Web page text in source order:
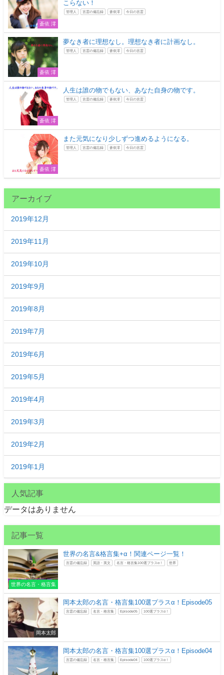
蒼依 澪
こらない！
管理人 言霊の備忘録 蒼依澪 今日の言霊
蒼依 澪
夢なき者に理想なし。理想なき者に計画なし。
管理人 言霊の備忘録 蒼依澪 今日の言霊
蒼依 澪
人生は誰の物でもない、あなた自身の物です。
管理人 言霊の備忘録 蒼依澪 今日の言霊
蒼依 澪
また元気になり少しずつ進めるようになる。
管理人 言霊の備忘録 蒼依澪 今日の言霊
アーカイブ
2019年12月
2019年11月
2019年10月
2019年9月
2019年8月
2019年7月
2019年6月
2019年5月
2019年4月
2019年3月
2019年2月
2019年1月
人気記事
データはありません
記事一覧
世界の名言・格言集
世界の名言&格言集+α！関連ページ一覧！
言霊の備忘録 英語・英文 名言・格言集100選プラスα！ 世界
岡本太郎
岡本太郎の名言・格言集100選プラスα！Episode05
言霊の備忘録 名言・格言集 Episode05 100選プラスα！
岡本太郎の名言・格言集100選プラスα！Episode04
言霊の備忘録 名言・格言集 Episode04 100選プラスα！